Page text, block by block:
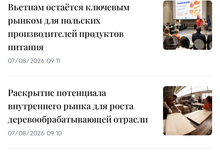
Вьетнам остаётся ключевым
рынком для польских
производителей продуктов
питания
07/08/2026 09:11
Раскрытие потенциала
внутреннего рынка для роста
деревообрабатывающей отрасли
07/08/2026 09:10